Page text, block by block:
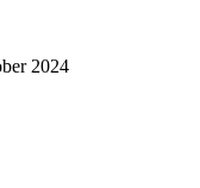
2024